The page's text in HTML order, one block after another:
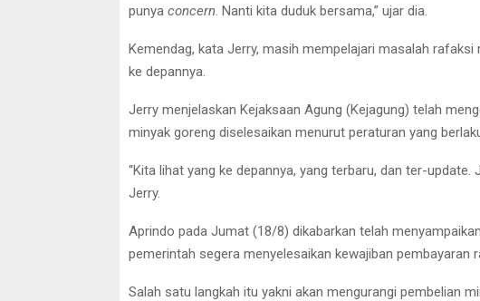
punya concern . Nanti kita duduk bersama,” ujar dia.
Kemendag, kata Jerry, masih mempelajari masalah
ke depannya.
Jerry menjelaskan Kejaksaan Agung (Kejagung) telah
minyak goreng diselesaikan menurut peraturan yang
“Kita lihat yang ke depannya, yang terbaru, dan ter-
Jerry.
Aprindo pada Jumat (18/8) dikabarkan telah
pemerintah segera menyelesaikan kewajiban pembayaran
Salah satu langkah itu yakni akan mengurangi pembelian